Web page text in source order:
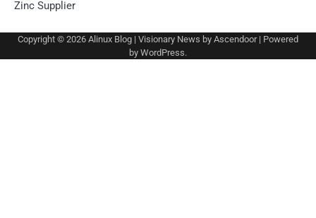
Zinc Supplier
Copyright © 2026 Alinux Blog | Visionary News by Ascendoor| Powered
by WordPress.